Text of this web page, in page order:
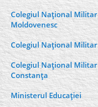
Colegiul Naţional
Moldovenesc
Colegiul Naţional
Colegiul Naţional
Constanţa
Ministerul Educaţiei